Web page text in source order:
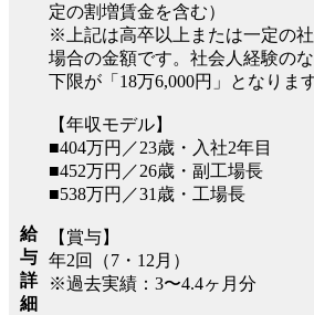
給
与
詳
細
定の割増賃金を含む）
※上記は高卒以上または一定の
場合の金額です。社会人経験の
下限が「18万6,000円」となります
【年収モデル】
■404万円／23歳・入社2年目
■452万円／26歳・副工場長
■538万円／31歳・工場長
【賞与】
年2回（7・12月）
※過去実績：3〜4.4ヶ月分